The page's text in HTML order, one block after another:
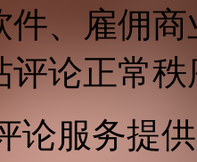
件、雇佣
评论正常
论服务提